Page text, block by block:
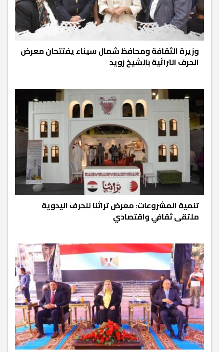
وزيرة الثقافة ومحافظ شمال سيناء يفتتحان معرض
الحرف التراثية بالشيخ زويد
تنمية المشروعات: معرض تراثنا للحرف اليدوية
ملتقى ثقافي واقتصادي